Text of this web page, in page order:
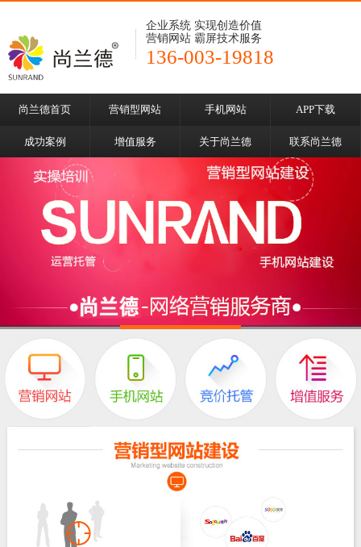
企业系统 实现创造价值
营销网站 霸屏技术服务
136-003-19818
尚兰德首页 营销型网站 手机网站 APP下载
成功案例 增值服务 关于尚兰德 联系尚兰德